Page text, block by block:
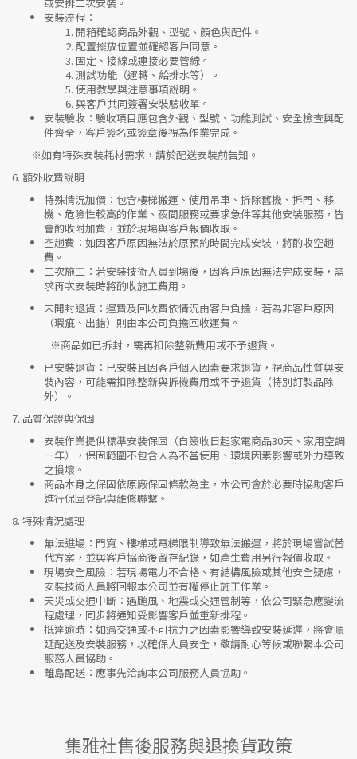
安裝流程 ：
開箱確認商品外觀、型號、顏色與配件。
配置擺放位置並確認客戶同意。
固定、接線或連接必要管線。
測試功能（運轉、給排水等）。
使用教學與注意事項說明。
與客戶共同簽署安裝驗收單。
安裝驗收 ：驗收項目應包含外觀、型號、功能測試、安全檢查與配
件齊全，客戶簽名或簽章後視為作業完成。
※如有特殊安裝耗材需求，請於配送安裝前告知。
6. 額外收費說明
特殊情況加價 ：包含樓梯搬運、使用吊車、拆除舊機、拆門、移
機、危險性較高的作業、夜間服務或要求急件等其他安裝服務，皆
會酌收附加費，並於現場與客戶報價收取。
空趟費 ：如因客戶原因無法於原預約時間完成安裝，將酌收空趟
費。
二次施工 ：若安裝技術人員到場後，因客戶原因無法完成安裝，需
求再次安裝時將酌收施工費用。
未開封退貨 ：運費及回收費依情況由客戶負擔，若為非客戶原因
（瑕疵、出錯）則由本公司負擔回收運費。
※商品如已拆封，需再扣除整新費用或不予退貨。
已安裝退貨 ：已安裝且因客戶個人因素要求退貨，視商品性質與安
裝內容，可能需扣除整新與拆機費用或不予退貨（特別訂製品除
外）。
7. 品質保證與保固
安裝作業提供標準安裝保固（自簽收日起家電商品30天、家用空調
一年），保固範圍不包含人為不當使用、環境因素影響或外力導致
之損壞。
商品本身之保固依原廠保固條款為主，本公司會於必要時協助客戶
進行保固登記與維修聯繫。
8. 特殊情況處理
無法進場 ：門寬、樓梯或電梯限制導致無法搬運，將於現場嘗試替
代方案，並與客戶協商後留存紀錄，如產生費用另行報價收取。
現場安全風險 ： 若現場電力不合格、有結構風險或其他安全疑慮，
安裝技術人員將回報本公司並有權停止施工作業。
天災或交通中斷 ：遇颱風、地震或交通管制等，依公司緊急應變流
程處理，同步將通知受影響客戶並重新排程。
抵達逾時 ：如遇交通或不可抗力之因素影響導致安裝延遲，將會順
延配送及安裝服務，以確保人員安全，敬請耐心等候或聯繫本公司
服務人員協助。
離島配送 ：應事先洽詢本公司服務人員協助。
集雅社售後服務與退換貨政策